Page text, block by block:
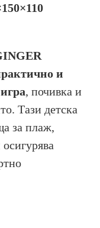
и
, почивка и
Тази детска
за плаж,